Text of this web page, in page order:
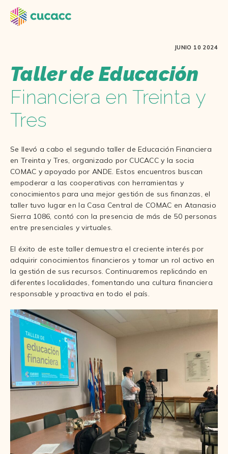
JUNIO 10 2024
Taller de Educación
Financiera en Treinta y
Tres
Se llevó a cabo el segundo taller de Educación Financiera
en Treinta y Tres, organizado por CUCACC y la socia
COMAC y apoyado por ANDE. Estos encuentros buscan
empoderar a las cooperativas con herramientas y
conocimientos para una mejor gestión de sus finanzas, el
taller tuvo lugar en la Casa Central de COMAC en Atanasio
Sierra 1086, contó con la presencia de más de 50 personas
entre presenciales y virtuales.
El éxito de este taller demuestra el creciente interés por
adquirir conocimientos financieros y tomar un rol activo en
la gestión de sus recursos. Continuaremos replicándo en
diferentes localidades, fomentando una cultura financiera
responsable y proactiva en todo el país.